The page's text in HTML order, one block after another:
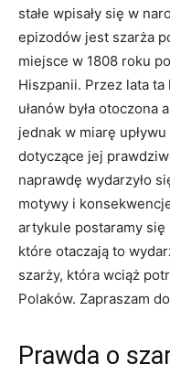
stałe wpisały się w
⁣epizodów jest szarża
miejsce w 1808 ⁣roku
Hiszpanii. Przez lata‌
ułanów była otoczona
⁣jednak⁤ w miarę
dotyczące jej
naprawdę wydarzyło⁢
motywy i
artykule ‌postaramy
które otaczają to
szarży, ‌która wciąż
Polaków. Zapraszam​
Prawda o